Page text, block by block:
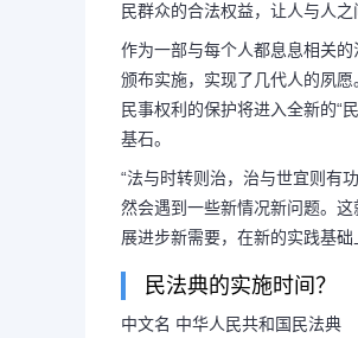
民群众的合法权益，让人与人
作为一部与每个人都息息相关
颁布实施，实现了几代人的夙
民事权利的保护将进入全新的“
基石。
“法与时转则治，治与世宜则有
然会遇到一些新情况新问题。
展进步新需要，在新的实践基础
民法典的实施时间？
中文名 中华人民共和国民法典
长按图